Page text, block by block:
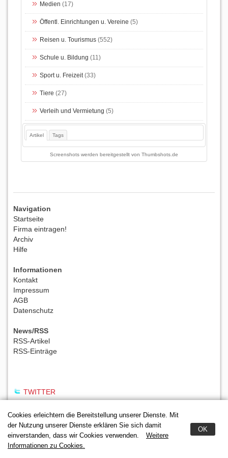
Cookies erleichtern die Bereitstellung unserer Dienste. Mit
der Nutzung unserer Dienste erklären Sie sich damit
einverstanden, dass wir Cookies verwenden.
Weitere
Informationen zu Cookies.
OK
Medien (17)
Öffentl. Einrichtungen u. Vereine (5)
Reisen u. Tourismus (552)
Schule u. Bildung (11)
Sport u. Freizeit(33)
Tiere (27)
Verleih und Vermietung (5)
Artikel Tags
Screenshots werden bereitgestellt von Thumbshots.de
Navigation
Startseite
Firma eintragen!
Archiv
Hilfe
Informationen
Kontakt
Impressum
AGB
Datenschutz
News/RSS
RSS-Artikel
RSS-Einträge
TWITTER